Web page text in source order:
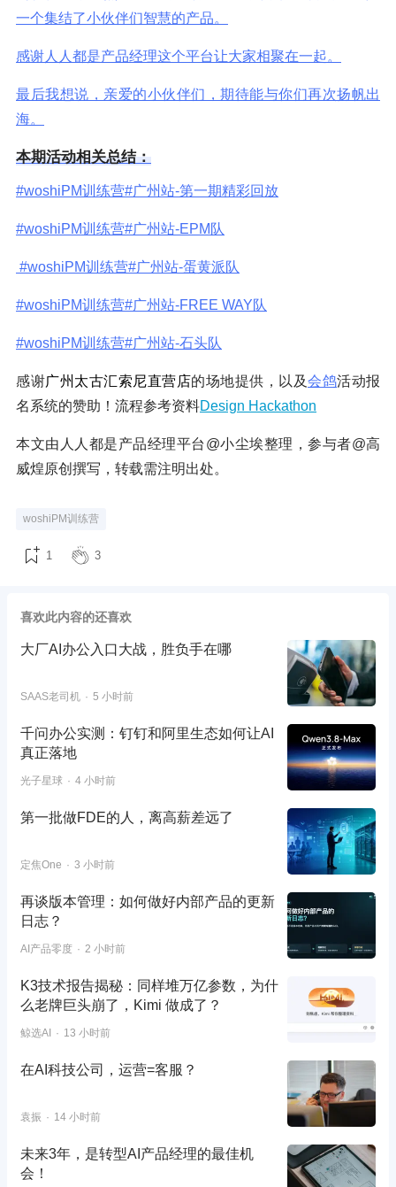
一个集结了小伙伴们智慧的产品。
感谢人人都是产品经理这个平台让大家相聚在一起。
最后我想说，亲爱的小伙伴们，期待能与你们再次扬帆出
海。
本期活动相关总结：
#woshiPM训练营#广州站-第一期精彩回放
#woshiPM训练营#广州站-EPM队
#woshiPM训练营#广州站-蛋黄派队
#woshiPM训练营#广州站-FREE WAY队
#woshiPM训练营#广州站-石头队
感谢广州太古汇索尼直营店的场地提供，以及会鸽活动报
名系统的赞助！流程参考资料Design Hackathon
本文由人人都是产品经理平台@小尘埃整理，参与者@高
威煌原创撰写，转载需注明出处。
woshiPM训练营
1 3
喜欢此内容的还喜欢
大厂AI办公入口大战，胜负手在哪
SAAS老司机 5 小时前
千问办公实测：钉钉和阿里生态如何让AI
真正落地
光子星球 4 小时前
第一批做FDE的人，离高薪差远了
定焦One 3 小时前
再谈版本管理：如何做好内部产品的更新
日志？
AI产品零度 2 小时前
K3技术报告揭秘：同样堆万亿参数，为什
么老牌巨头崩了，Kimi 做成了？
鲸选AI 13 小时前
在AI科技公司，运营=客服？
袁振 14 小时前
未来3年，是转型AI产品经理的最佳机
会！